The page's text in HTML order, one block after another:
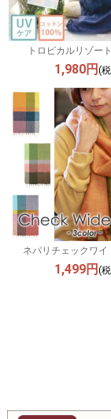
トロピカルリゾー
1,980円(
ネパリチェックワイ
1,499円(